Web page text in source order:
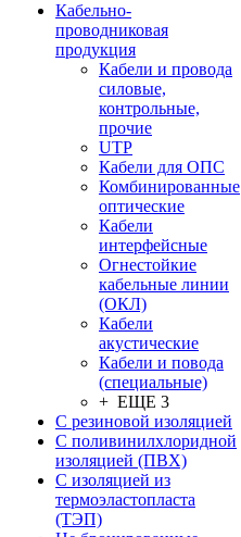
Кабельно-
проводниковая
продукция
Кабели и провода
силовые,
контрольные,
прочие
UTP
Кабели для ОПС
Комбинированные
оптические
Кабели
интерфейсные
Огнестойкие
кабельные линии
(ОКЛ)
Кабели
акустические
Кабели и повода
(специальные)
+ ЕЩЕ 3
С резиновой изоляцией
С поливинилхлоридной
изоляцией (ПВХ)
С изоляцией из
термоэластопласта
(ТЭП)